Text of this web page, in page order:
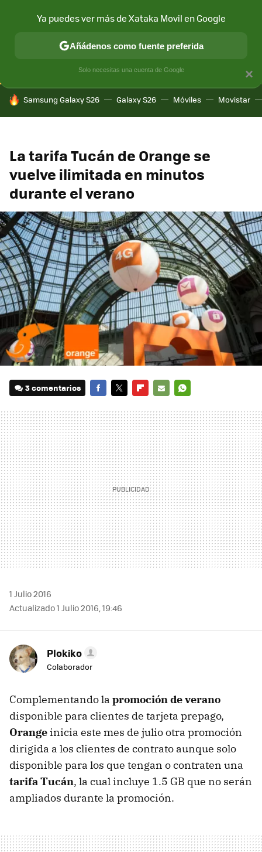
CONECTIVIDAD MÓVIL Y SOCIEDAD APLICACIONES
HOY SE HABLA DE
Samsung Galaxy S26 Galaxy S26 Móviles Movistar
La tarifa Tucán de Orange se
vuelve ilimitada en minutos
durante el verano
3 comentarios
MAIL
1 Julio 2016
Actualizado 1 Julio 2016, 19:46
Plokiko
Colaborador
Complementando la promoción de verano
disponible para clientes de tarjeta prepago,
Orange inicia este mes de julio otra promoción
dirigida a los clientes de contrato aunque solo
disponible para los que tengan o contraten una
tarifa Tucán, la cual incluye 1.5 GB que no serán
ampliados durante la promoción.
×
Ya puedes ver más de Xataka Movil en Google
Añádenos como fuente preferida
Solo necesitas una cuenta de Google